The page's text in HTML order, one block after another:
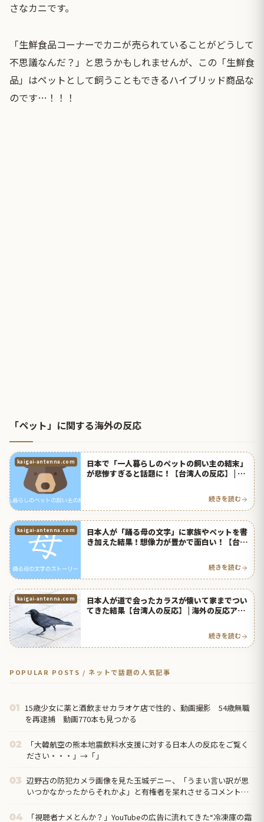
さなカニです。
「生鮮食品コーナーでカニが売られていることがどうして
不思議なんだ？」と思うかもしれませんが、この「生鮮食
品」はペットとして飼うこともできるハイブリッド商品な
のです…！！！
「ペット」に関する海外の反応
kaigai-antenna.com
日本で「一人暮らしのペットの飼い主の結末」
が悲惨すぎると話題に！【台湾人の反応】 | 海
続きを読む
kaigai-antenna.com
日本人が「踊る母の文字」に家族やペットを書
き加えた結果！想像力が豊かで面白い！【台湾
続きを読む
kaigai-antenna.com
日本人が道で会ったカラスが懐いて家までつい
てきた結果【台湾人の反応】 | 海外の反応アン
続きを読む
POPULAR POSTS / ネットで話題の人気記事
01 15歳少女に薬と酒飲ませカラオケ店で性的 、動画撮影 54歳無職
を再逮捕 動画770本も見つかる
02
「大韓航空の熊本地震飲料水支援に対する日本人の反応をご覧く
ださい・・・」→「」
03 辺野古の防犯カメラ画像を見た玉城デニー、「うまい言い訳が思
いつかなかったからそれかよ」と有権者を呆れさせるコメント
04 「視聴者ナメとんか？」YouTubeの広告に流れてきた“冷凍庫の霜